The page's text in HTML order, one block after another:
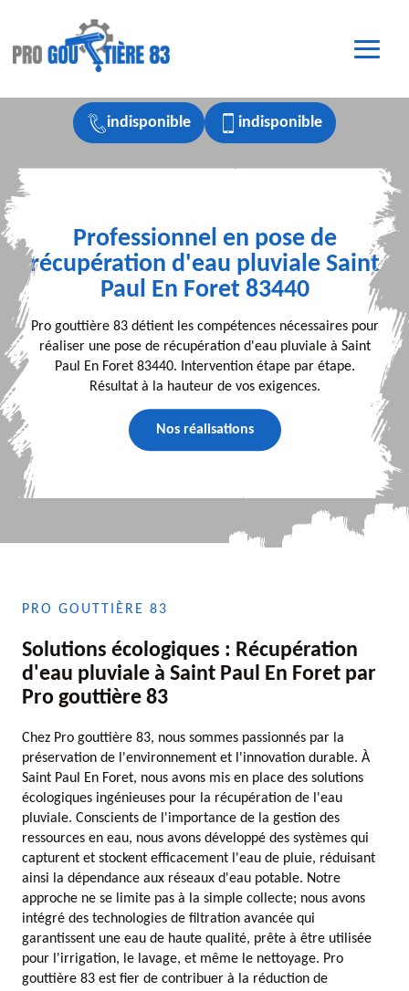
indisponible indisponible
Professionnel en pose de
récupération d'eau pluviale Saint
Paul En Foret 83440
Pro gouttière 83 détient les compétences nécessaires pour
réaliser une pose de récupération d'eau pluviale à Saint
Paul En Foret 83440. Intervention étape par étape.
Résultat à la hauteur de vos exigences.
Nos réalisations
PRO GOUTTIÈRE 83
Solutions écologiques : Récupération
d'eau pluviale à Saint Paul En Foret par
Pro gouttière 83
Chez Pro gouttière 83, nous sommes passionnés par la
préservation de l'environnement et l'innovation durable. À
Saint Paul En Foret, nous avons mis en place des solutions
écologiques ingénieuses pour la récupération de l'eau
pluviale. Conscients de l'importance de la gestion des
ressources en eau, nous avons développé des systèmes qui
capturent et stockent efficacement l'eau de pluie, réduisant
ainsi la dépendance aux réseaux d'eau potable. Notre
approche ne se limite pas à la simple collecte; nous avons
intégré des technologies de filtration avancée qui
garantissent une eau de haute qualité, prête à être utilisée
pour l'irrigation, le lavage, et même le nettoyage. Pro
gouttière 83 est fier de contribuer à la réduction de